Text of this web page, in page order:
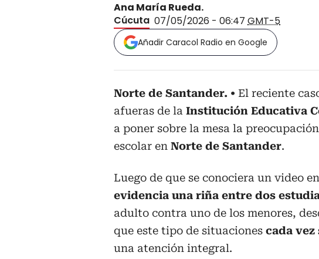
Ana María Rueda.
Cúcuta 07/05/2026 - 06:47 GMT-5
Añadir Caracol Radio en Google
Norte de Santander.
El reciente
afueras de la Institución Educativa
a poner sobre la mesa la
escolar en Norte de Santander.
Luego de que se conociera un video
evidencia una riña entre dos
adulto contra uno de los menores,
que este tipo de situaciones cada vez
una atención integral.